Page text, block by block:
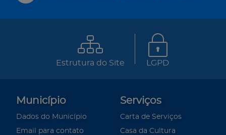
Estrutura do Site LGPD
Município
Dados do Município
Email para contato
Serviços
Carta de Serviços
Casa da Cultura